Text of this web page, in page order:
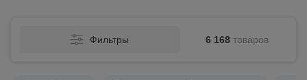
Фильтры 6 168 товаров